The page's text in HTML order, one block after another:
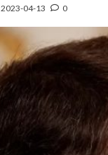
2023-04-13 0